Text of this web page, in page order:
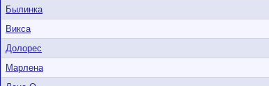
Былинка
Викса
Долорес
Марлена